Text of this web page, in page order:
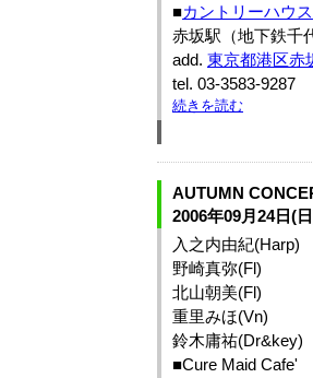
■カントリーハウス
赤坂駅（地下鉄千
add. 東京都港区赤
tel. 03-3583‐9287
続きを読む
AUTUMN
2006年09月24日(
入之内由紀(Harp)
野崎真弥(Fl)
北山朝美(Fl)
重里みほ(Vn)
鈴木庸祐(Dr&key)
■Cure Maid Cafe'